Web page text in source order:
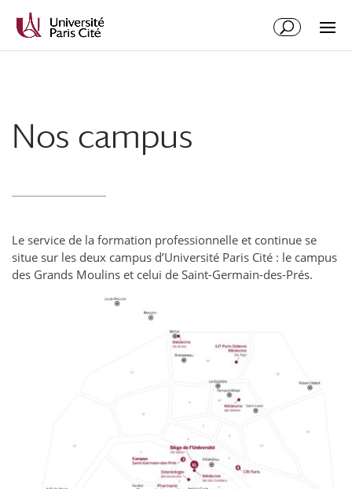
Nos campus
Le service de la formation professionnelle et continue se
situe sur les deux campus d’Université Paris Cité : le campus
des Grands Moulins et celui de Saint-Germain-des-Prés.